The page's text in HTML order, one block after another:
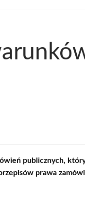
publicznych,
prawa